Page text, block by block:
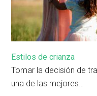
Estilos de crianza
Tomar la decisión de
una de las mejores…